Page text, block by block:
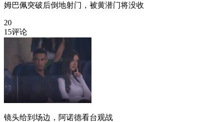
姆巴佩突破后倒地射门，被黄潜门将没收
20
15评论
镜头给到场边，阿诺德看台观战